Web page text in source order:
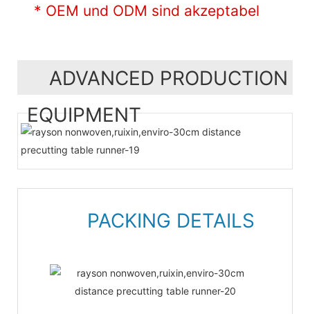
* OEM und ODM sind akzeptabel
ADVANCED PRODUCTION
EQUIPMENT
PACKING DETAILS